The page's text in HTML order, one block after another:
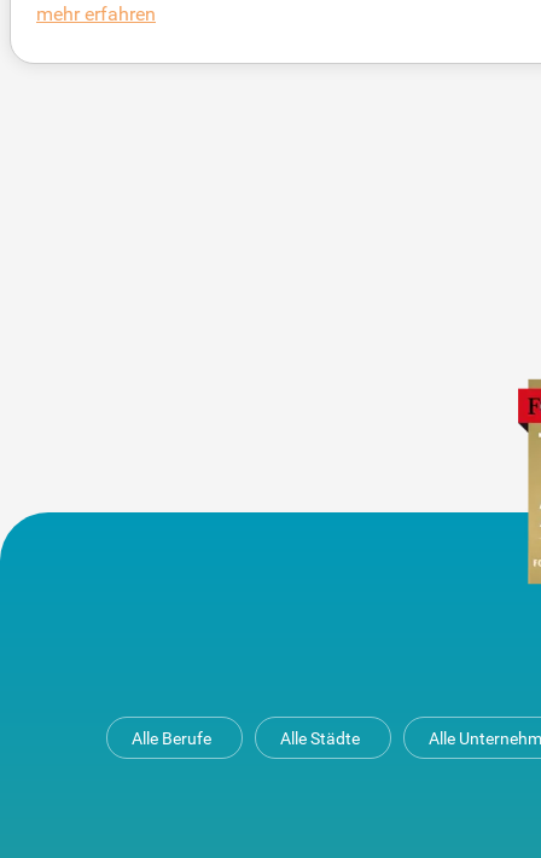
enden mit. Bewerben Sie sich jetzt und werden Sie Teil
mehr erfahren
Alle Berufe Alle Städte Alle